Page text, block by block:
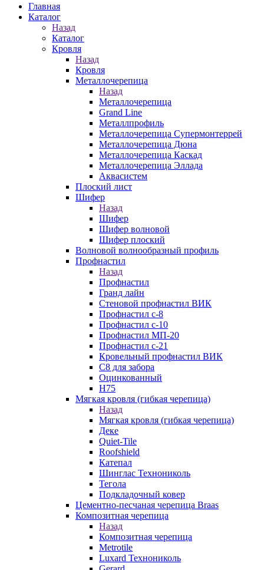
Главная
Каталог
Назад
Каталог
Кровля
Назад
Кровля
Металлочерепица
Назад
Металлочерепица
Grand Line
Металлпрофиль
Металлочерепица Супермонтеррей
Металлочерепица Дюна
Металлочерепица Каскад
Металлочерепица Эллада
Аквасистем
Плоский лист
Шифер
Назад
Шифер
Шифер волновой
Шифер плоский
Волновой волнообразный профиль
Профнастил
Назад
Профнастил
Гранд лайн
Стеновой профнастил ВИК
Профнастил с-8
Профнастил с-10
Профнастил МП-20
Профнастил с-21
Кровельный профнастил ВИК
С8 для забора
Оцинкованный
Н75
Мягкая кровля (гибкая черепица)
Назад
Мягкая кровля (гибкая черепица)
Деке
Quiet-Tile
Roofshield
Катепал
Шинглас Технониколь
Тегола
Подкладочный ковер
Цементно-песчаная черепица Braas
Композитная черепица
Назад
Композитная черепица
Metrotile
Luxard Технониколь